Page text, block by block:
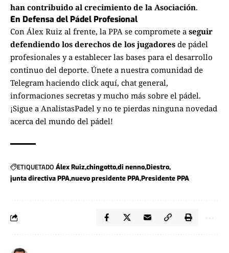
han contribuido al crecimiento de la Asociación.
En Defensa del Pádel Profesional
Con Álex Ruiz al frente, la PPA se compromete a seguir
defendiendo los derechos de los jugadores de pádel
profesionales y a establecer las bases para el desarrollo
continuo del deporte. Únete a nuestra comunidad de
Telegram haciendo click aquí, chat general,
informaciones secretas y mucho más sobre el pádel.
¡Sigue a AnalistasPadel y no te pierdas ninguna novedad
acerca del mundo del pádel!
ETIQUETADO Álex Ruizchingottodi nennoDiestro
junta directiva PPAnuevo presidente PPAPresidente PPA